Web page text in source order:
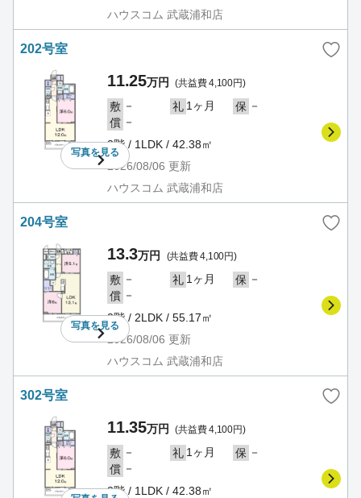
ハウスコム 武蔵浦和店
202号室
写真を見る
11.25万円 (共益費 4,100円)
敷 － 礼 1ヶ月 保 －
償 －
2階 / 1LDK / 42.38㎡
2026/08/06 更新
ハウスコム 武蔵浦和店
204号室
写真を見る
13.3万円 (共益費 4,100円)
敷 － 礼 1ヶ月 保 －
償 －
2階 / 2LDK / 55.17㎡
2026/08/06 更新
ハウスコム 武蔵浦和店
302号室
11.35万円 (共益費 4,100円)
敷 － 礼 1ヶ月 保 －
償 －
3階 / 1LDK / 42.38㎡